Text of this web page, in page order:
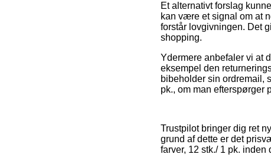
Et alternativt forslag
kan være et signal om at
forstår lovgivningen. Det
shopping.
Ydermere anbefaler vi at
eksempel den
bibeholder sin ordremail,
pk., om man efterspørger
Trustpilot bringer dig ret
grund af dette er det
farver, 12 stk./ 1 pk.